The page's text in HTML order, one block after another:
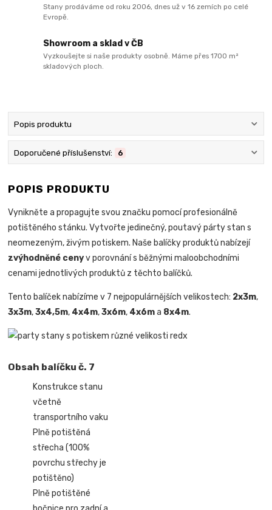
Stany prodáváme od roku 2006, dnes už v 16 zemích po celé
Evropě.
Showroom a sklad v ČB
Vyzkoušejte si naše produkty osobně. Máme přes 1700 m²
skladových ploch.
Popis produktu
Doporučené příslušenství: 6
POPIS PRODUKTU
Vynikněte a propagujte svou značku pomocí profesionálně
potištěného stánku. Vytvořte jedinečný, poutavý párty stan s
neomezeným, živým potiskem. Naše balíčky produktů nabízejí
zvýhodněné cenyv porovnání s běžnými maloobchodními
cenami jednotlivých produktů z těchto balíčků.
Tento balíček nabízíme v 7 nejpopulárnějších velikostech: 2x3m,
3x3m,3x4,5m, 4x4m,3x6m, 4x6ma 8x4m.
Obsah balíčku č. 7
Konstrukce stanu
včetně
transportního vaku
Plně potištěná
střecha (100%
povrchu střechy je
potištěno)
Plně potištěné